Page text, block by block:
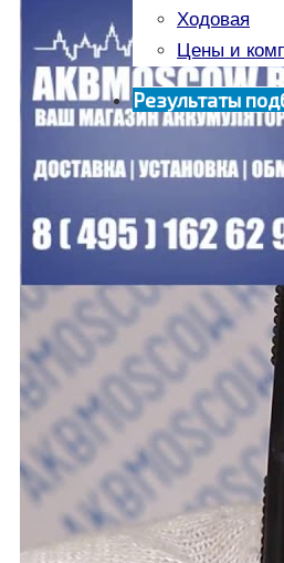
Ходовая
Цены и
Результаты